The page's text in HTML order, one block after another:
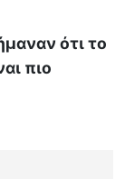
ότι το
πιο